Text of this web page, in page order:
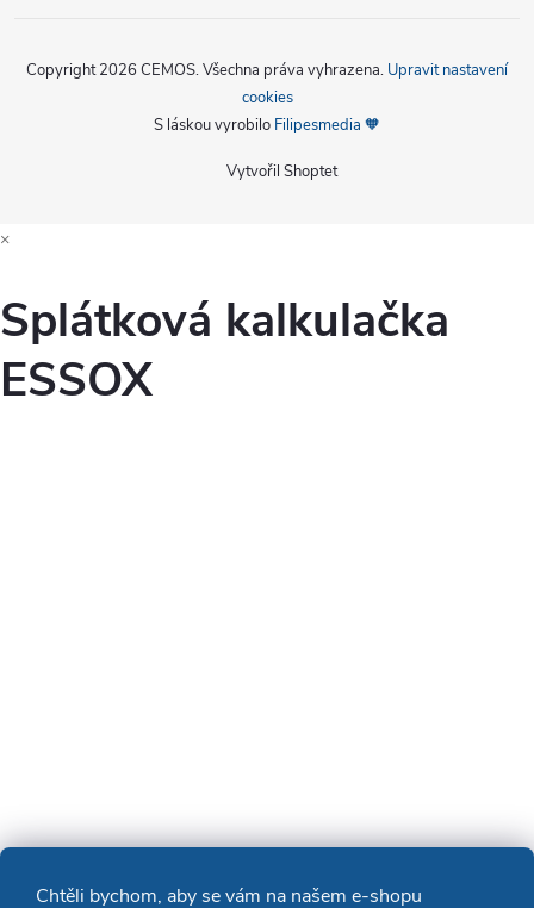
Chtěli bychom, aby se vám na našem e-shopu
Vytvořil Shoptet
Copyright 2026 CEMOS. Všechna práva vyhrazena. Upravit nastavení
cookies
S láskou vyrobilo Filipesmedia 🧡
×
Splátková kalkulačka
ESSOX